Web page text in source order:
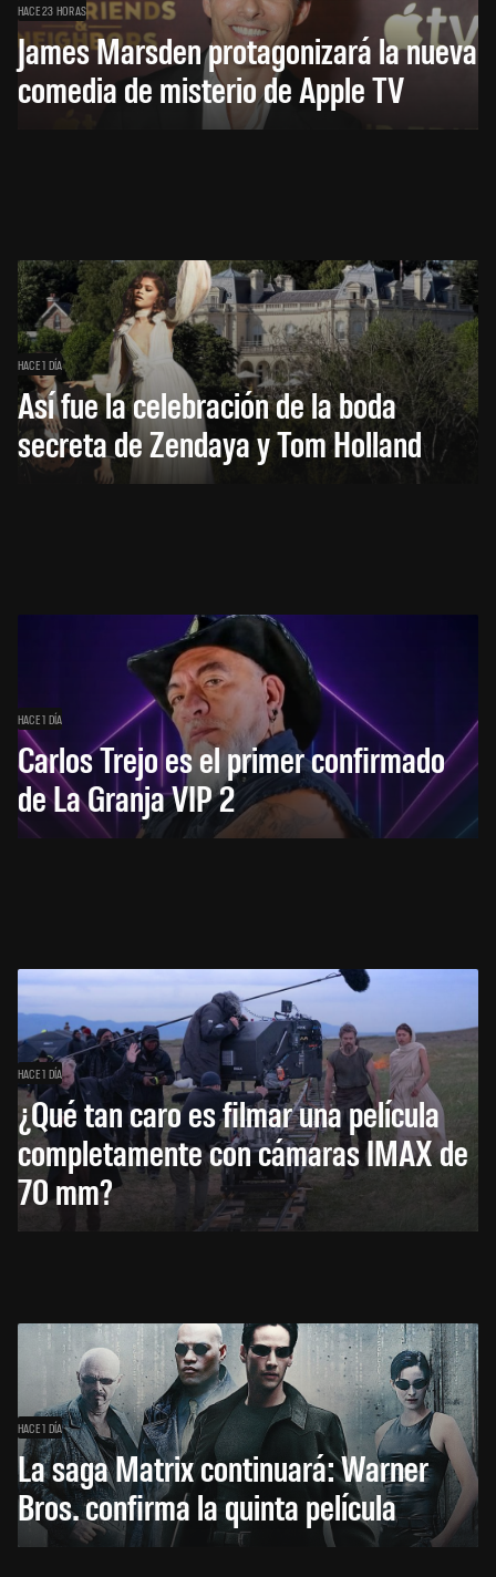
HACE 23 HORAS
James Marsden protagonizará la nueva
comedia de misterio de Apple TV
HACE 1 DÍA
Así fue la celebración de la boda
secreta de Zendaya y Tom Holland
HACE 1 DÍA
Carlos Trejo es el primer confirmado
de La Granja VIP 2
HACE 1 DÍA
¿Qué tan caro es filmar una película
completamente con cámaras IMAX de
70 mm?
HACE 1 DÍA
La saga Matrix continuará: Warner
Bros. confirma la quinta película